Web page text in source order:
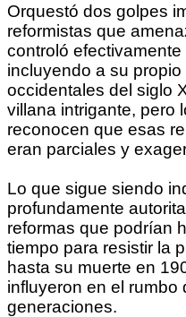
Orquestó dos golpes
reformistas que
controló
incluyendo a su
occidentales del siglo
villana intrigante, pero
reconocen que esas
eran parciales y
Lo que sigue siendo
profundamente
reformas que podrían
tiempo para resistir la
hasta su muerte en
influyeron en el rumbo
generaciones.